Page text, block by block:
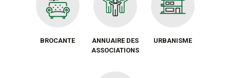
BROCANTE
ANNUAIRE DES
ASSOCIATIONS
URBANISME